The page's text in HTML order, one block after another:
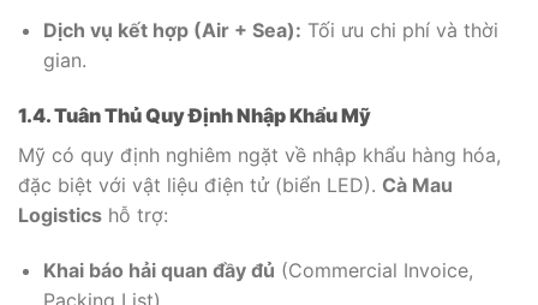
Dịch vụ kết hợp (Air + Sea): Tối ưu chi phí và thời
gian.
1.4. Tuân Thủ Quy Định Nhập Khẩu Mỹ
Mỹ có quy định nghiêm ngặt về nhập khẩu hàng hóa,
đặc biệt với vật liệu điện tử (biển LED). Cà Mau
Logistics hỗ trợ:
Khai báo hải quan đầy đủ (Commercial Invoice,
Packing List).